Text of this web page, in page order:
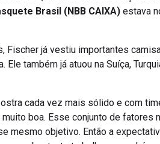
Brasil (NBB CAIXA) estava
já vestiu importantes
também já atuou na Suíça,
cada vez mais sólido e com
boa. Esse conjunto de fatores
mesmo objetivo. Então a